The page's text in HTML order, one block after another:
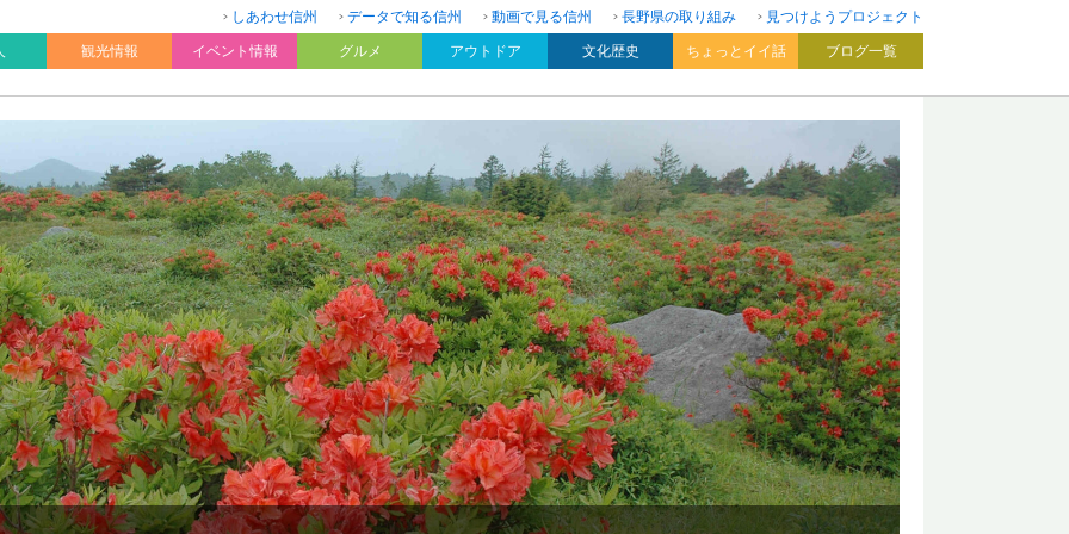
しあわせ信州 データで知る信州 動画で見る信州 長野県の取り組み
見つけようプロジェクト
観光情報 イベント情報 グルメ アウトドア 文化歴史 ちょっとイイ話 ブログ一覧